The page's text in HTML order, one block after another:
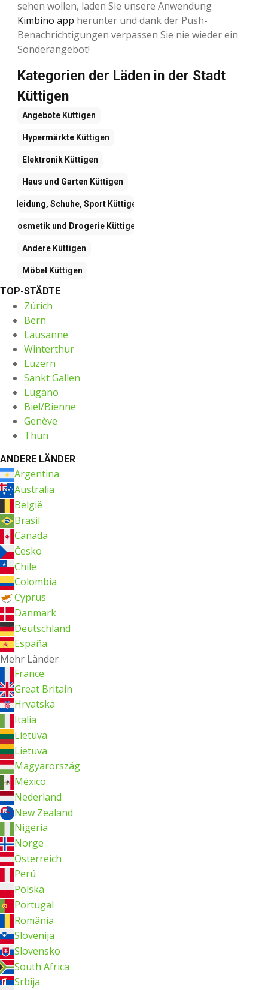
sehen wollen, laden Sie unsere Anwendung
Kimbino app herunter und dank der Push-
Benachrichtigungen verpassen Sie nie wieder ein
Sonderangebot!
Kategorien der Läden in der Stadt
Küttigen
Angebote Küttigen
Hypermärkte Küttigen
Elektronik Küttigen
Haus und Garten Küttigen
Kleidung, Schuhe, SportKüttigen
Kosmetik und DrogerieKüttigen
Andere Küttigen
Möbel Küttigen
TOP-STÄDTE
Zürich
Bern
Lausanne
Winterthur
Luzern
Sankt Gallen
Lugano
Biel/Bienne
Genève
Thun
ANDERE LÄNDER
Argentina
Australia
België
Brasil
Canada
Česko
Chile
Colombia
Cyprus
Danmark
Deutschland
España
Mehr Länder
France
Great Britain
Hrvatska
Italia
Lietuva
Lietuva
Magyarország
México
Nederland
New Zealand
Nigeria
Norge
Österreich
Perú
Polska
Portugal
România
Slovenija
Slovensko
South Africa
Srbija